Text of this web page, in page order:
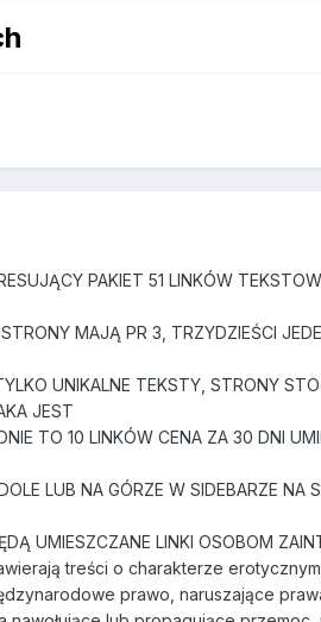
PAKIET 51 LINKÓW
MAJĄ PR 3, TRZYDZIEŚCI
UNIKALNE TEKSTY, STRONY
JEST
TO 10 LINKÓW CENA ZA 30 DNI
LUB NA GÓRZE W SIDEBARZE NA
UMIESZCZANE LINKI OSOBOM
treści o charakterze
prawo, naruszające